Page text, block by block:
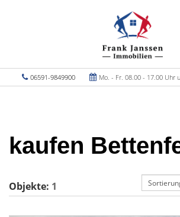
06591-9849900 Mo. - Fr. 08.00 - 17.00 Uhr
kaufen
Objekte: 1